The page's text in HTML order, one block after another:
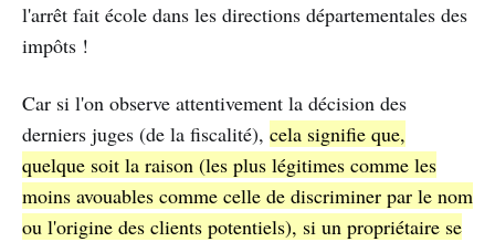
l'arrêt fait école dans les directions départementales des
impôts !
Car si l'on observe attentivement la décision des
derniers juges (de la fiscalité), cela signifie que,
quelque soit la raison (les plus légitimes comme les
moins avouables comme celle de discriminer par le nom
ou l'origine des clients potentiels), si un propriétaire se